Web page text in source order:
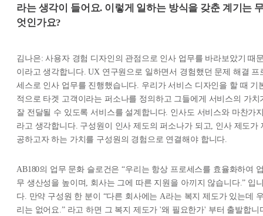
라는 생각이 들어요. 이렇게 일하는 방식을 갖춘 계기는
엇인가요?
김나은: 사용자 경험 디자인의 관점으로 인사 업무를 바라보았기 때
이라고 생각합니다. UX 연구원으로 일하면서 경험했던 문제 해결 프
세스로 인사 업무를 진행했습니다. 우리가 서비스 디자인을 할 때 기
적으로 타겟 고객이라는 퍼소나를 정의하고 그들에게 서비스의 가치
잘 전달될 수 있도록 서비스를 설계합니다. 인사도 서비스와 마찬가
라고 생각합니다. 구성원이 인사 제도의 퍼소나가 되고, 인사 제도가
공하고자 하는 가치를 구성원의 경험으로 연결해야 합니다.
AB180의 업무 문화 슬로건은 “우리는 항상 프로세스를 효율화하여
무 생산성을 높이며, 회사는 그에 따른 지원을 아끼지 않습니다.” 입
다. 만약 구성원 한 분이 “다른 회사에는 A라는 복지 제도가 있는데
리는 없어요.” 라고 하면 그 복지 제도가 '왜 필요한가' 부터 출발합니